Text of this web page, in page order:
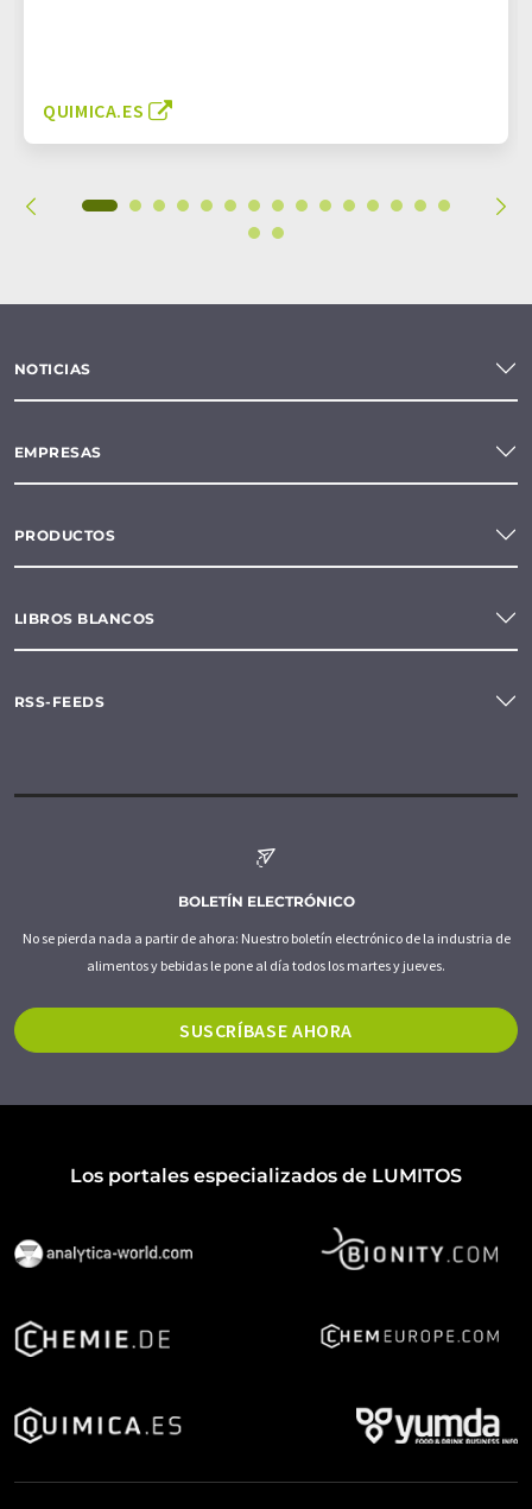
QUIMICA.ES
NOTICIAS
EMPRESAS
PRODUCTOS
LIBROS BLANCOS
RSS-FEEDS
BOLETÍN ELECTRÓNICO
No se pierda nada a partir de ahora: Nuestro boletín electrónico de la industria de
alimentos y bebidas le pone al día todos los martes y jueves.
SUSCRÍBASE AHORA
Los portales especializados de LUMITOS